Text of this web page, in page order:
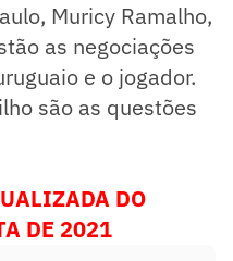
Muricy Ramalho,
as negociações
e o jogador.
são as questões
DO
DE 2021